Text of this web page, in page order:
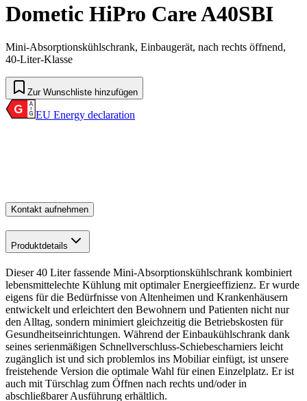
Dometic HiPro Care A40SBI
Mini-Absorptionskühlschrank, Einbaugerät, nach rechts öffnend,
40-Liter-Klasse
Zur Wunschliste hinzufügen
EU Energy declaration
Kontakt aufnehmen
Produktdetails
Dieser 40 Liter fassende Mini-Absorptionskühlschrank kombiniert
lebensmittelechte Kühlung mit optimaler Energieeffizienz. Er wurde
eigens für die Bedürfnisse von Altenheimen und Krankenhäusern
entwickelt und erleichtert den Bewohnern und Patienten nicht nur
den Alltag, sondern minimiert gleichzeitig die Betriebskosten für
Gesundheitseinrichtungen. Während der Einbaukühlschrank dank
seines serienmäßigen Schnellverschluss-Schiebescharniers leicht
zugänglich ist und sich problemlos ins Mobiliar einfügt, ist unsere
freistehende Version die optimale Wahl für einen Einzelplatz. Er ist
auch mit Türschlag zum Öffnen nach rechts und/oder in
abschließbarer Ausführung erhältlich.